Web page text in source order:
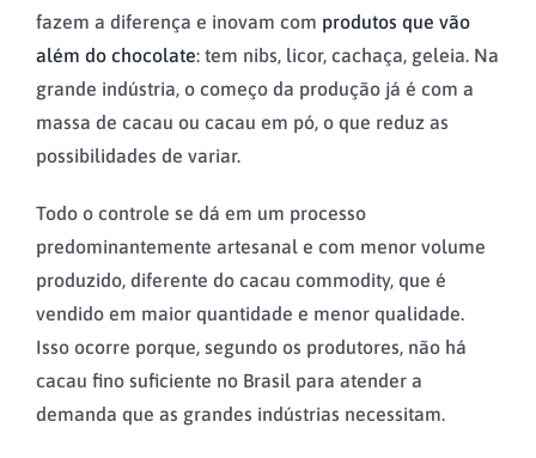
fazem a diferença e inovam com produtos que vão
além do chocolate: tem nibs, licor, cachaça, geleia. Na
grande indústria, o começo da produção já é com a
massa de cacau ou cacau em pó, o que reduz as
possibilidades de variar.
Todo o controle se dá em um processo
predominantemente artesanal e com menor volume
produzido, diferente do cacau commodity, que é
vendido em maior quantidade e menor qualidade.
Isso ocorre porque, segundo os produtores, não há
cacau fino suficiente no Brasil para atender a
demanda que as grandes indústrias necessitam.